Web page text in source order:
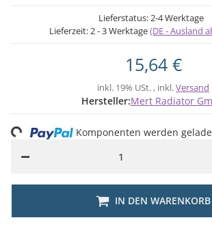
Lieferstatus: 2-4 Werktage
Lieferzeit:2 - 3 Werktage(DE - Ausland
15,64 €
inkl. 19% USt. , inkl.Versand
Hersteller:Mert Radiator
IN DEN WARENKORB
Komponenten werden